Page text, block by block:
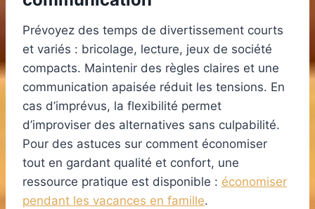
Prévoyez des temps de divertissement courts
et variés : bricolage, lecture, jeux de société
compacts. Maintenir des règles claires et une
communication apaisée réduit les tensions. En
cas d’imprévus, la flexibilité permet
d’improviser des alternatives sans culpabilité.
Pour des astuces sur comment économiser
tout en gardant qualité et confort, une
ressource pratique est disponible : économiser
pendant les vacances en famille.